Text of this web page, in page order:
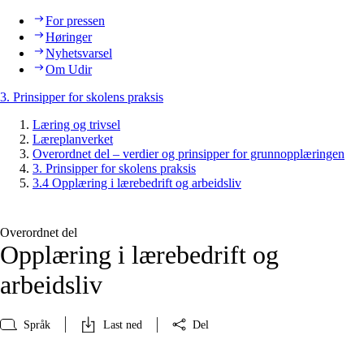
For pressen
Høringer
Nyhetsvarsel
Om Udir
3. Prinsipper for skolens praksis
Læring og trivsel
Læreplanverket
Overordnet del – verdier og prinsipper for grunnopplæringen
3. Prinsipper for skolens praksis
3.4 Opplæring i lærebedrift og arbeidsliv
Overordnet del
Opplæring i lærebedrift og
arbeidsliv
Språk Last ned Del